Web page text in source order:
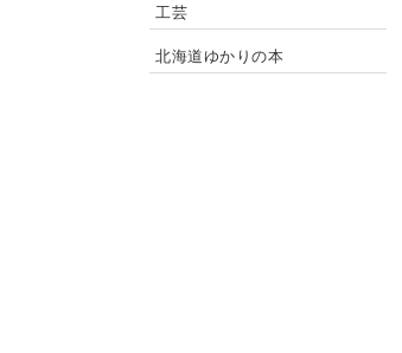
工芸
北海道ゆかりの本